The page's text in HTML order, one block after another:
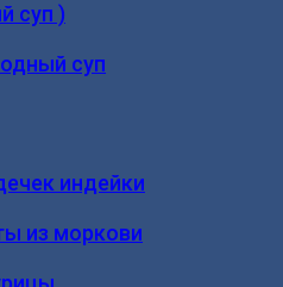
суп )
суп
индейки
из моркови